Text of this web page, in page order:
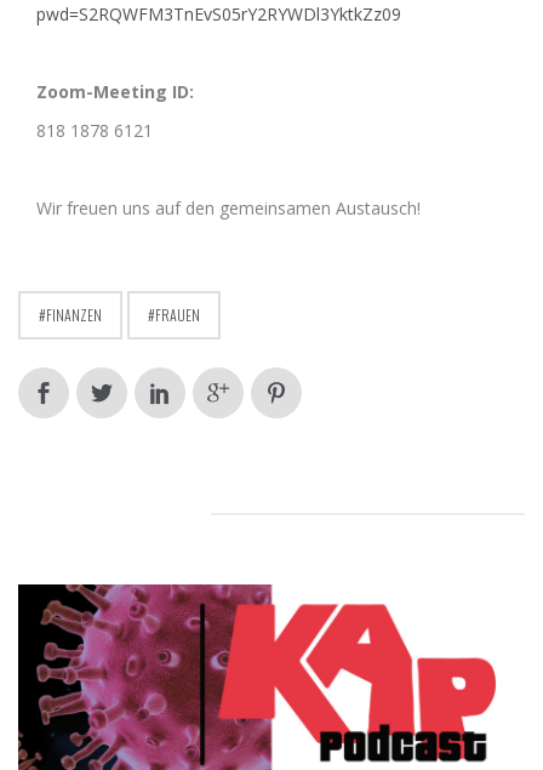
pwd=S2RQWFM3TnEvS05rY2RYWDl3YktkZz09
Zoom-Meeting ID:
818 1878 6121
Wir freuen uns auf den gemeinsamen Austausch!
FINANZEN FRAUEN